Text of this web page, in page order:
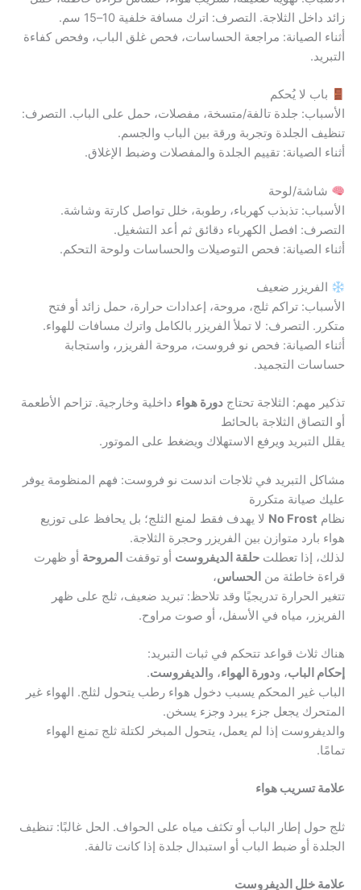
زائد داخل الثلاجة. التصرف: اترك مسافة خلفية 10–15 سم.
أثناء الصيانة: مراجعة الحساسات، فحص غلق الباب، وفحص كفاءة
التبريد.
باب لا يُحكم
الأسباب: جلدة تالفة/متسخة، مفصلات، حمل على الباب. التصرف:
تنظيف الجلدة وتجربة ورقة بين الباب والجسم.
أثناء الصيانة: تقييم الجلدة والمفصلات وضبط الإغلاق.
شاشة/لوحة
الأسباب: تذبذب كهرباء، رطوبة، خلل تواصل كارتة وشاشة.
التصرف: افصل الكهرباء دقائق ثم أعد التشغيل.
أثناء الصيانة: فحص التوصيلات والحساسات ولوحة التحكم.
الفريزر ضعيف
الأسباب: تراكم ثلج، مروحة، إعدادات حرارة، حمل زائد أو فتح
متكرر. التصرف: لا تملأ الفريزر بالكامل واترك مسافات للهواء.
أثناء الصيانة: فحص نو فروست، مروحة الفريزر، واستجابة
حساسات التجميد.
تذكير مهم: الثلاجة تحتاج دورة هواء داخلية وخارجية. تزاحم الأطعمة
أو التصاق الثلاجة بالحائط
يقلل التبريد ويرفع الاستهلاك ويضغط على الموتور.
مشاكل التبريد في ثلاجات اندست نو فروست: فهم المنظومة يوفر
عليك صيانة متكررة
نظام No Frost لا يهدف فقط لمنع الثلج؛ بل يحافظ على توزيع
هواء بارد متوازن بين الفريزر وحجرة الثلاجة.
لذلك، إذا تعطلت حلقة الديفروست أو توقفت المروحة أو ظهرت
قراءة خاطئة من الحساس،
تتغير الحرارة تدريجيًا وقد تلاحظ: تبريد ضعيف، ثلج على ظهر
الفريزر، مياه في الأسفل، أو صوت مراوح.
هناك ثلاث قواعد تتحكم في ثبات التبريد:
إحكام الباب، ودورة الهواء، و الديفروست.
الباب غير المحكم يسبب دخول هواء رطب يتحول لثلج. الهواء غير
المتحرك يجعل جزء يبرد وجزء يسخن.
والديفروست إذا لم يعمل، يتحول المبخر لكتلة ثلج تمنع الهواء
تمامًا.
علامة تسريب هواء
ثلج حول إطار الباب أو تكثف مياه على الحواف. الحل غالبًا: تنظيف
الجلدة أو ضبط الباب أو استبدال جلدة إذا كانت تالفة.
علامة خلل الديفروست